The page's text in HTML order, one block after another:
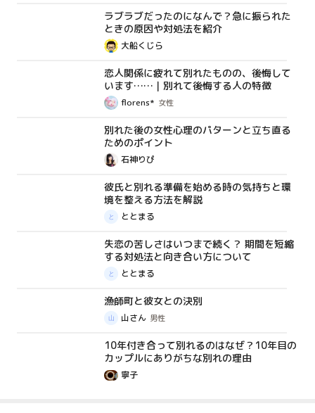
ラブラブだったのになんで？急に振られた
ときの原因や対処法を紹介
大船くじら
恋人関係に疲れて別れたものの、後悔して
います……｜別れて後悔する人の特徴
florens* 女性
別れた後の女性心理のパターンと立ち直る
ためのポイント
石神りぴ
彼氏と別れる準備を始める時の気持ちと環
境を整える方法を解説
ととまる
失恋の苦しさはいつまで続く？ 期間を短縮
する対処法と向き合い方について
ととまる
漁師町と彼女との決別
山さん 男性
10年付き合って別れるのはなぜ？10年目の
カップルにありがちな別れの理由
寧子